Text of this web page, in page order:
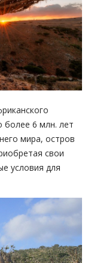
более 6 млн. лет
мира, остров
свои
условия для